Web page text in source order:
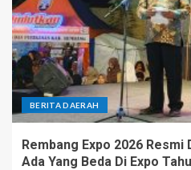
BERITA DAERAH
Rembang Expo 2026 Resmi
Ada Yang Beda Di Expo